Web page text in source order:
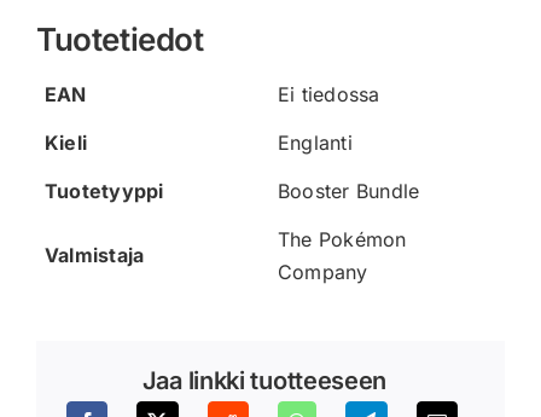
Tuotetiedot
EAN
Ei tiedossa
Kieli
Englanti
Tuotetyyppi
Booster Bundle
Valmistaja
The Pokémon
Company
Jaa linkki tuotteeseen